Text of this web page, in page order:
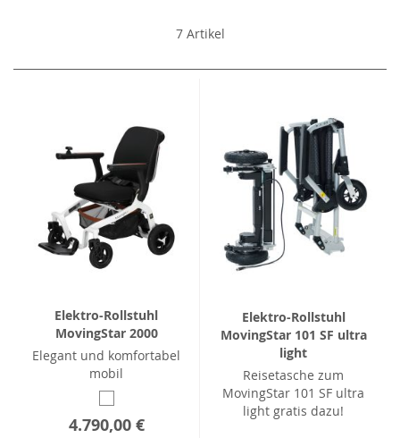
7Artikel
Elektro-Rollstuhl
MovingStar 2000
Elegant und komfortabel
mobil
4.790,00 €
Elektro-Rollstuhl
MovingStar 101 SF ultra
light
Reisetasche zum
MovingStar 101 SF ultra
light gratis dazu!